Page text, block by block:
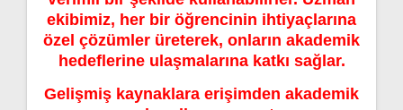
ekibimiz, her bir öğrencinin ihtiyaçlarına
özel çözümler üreterek, onların akademik
hedeflerine ulaşmalarına katkı sağlar.
Gelişmiş kaynaklara erişimden akademik